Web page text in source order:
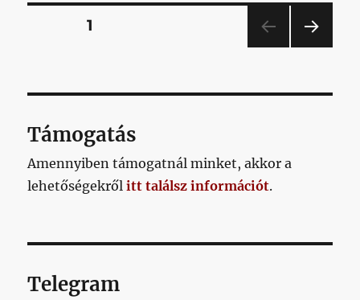
bejegyzéshez
Bejegyzések
OLDAL1
OLD
Támogatás
Amennyiben támogatnál minket, akkor a
lehetőségekrőlitt találsz információt.
Telegram